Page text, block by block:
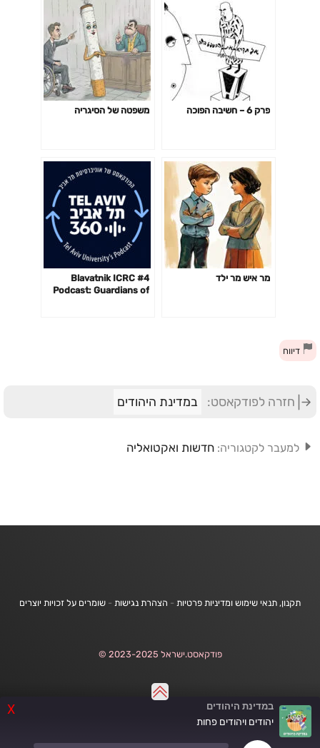
X במדינת היהודים
יהודים ויהודים פחות
פרק 6 – חשיבה הפוכה משפטה של הסיגריה
מר איש מר ילד
#4 Blavatnik ICRC
Podcast: Guardians of
דיווח
חזרה לפודקאסט: במדינת היהודים
למעבר לקטגוריה: חדשות ואקטואליה
תקנון, תנאי שימוש ומדיניות פרטיות - הצהרת נגישות - שומרים על זכויות יוצרים
פודקאסט.ישראל 2023-2025 ©